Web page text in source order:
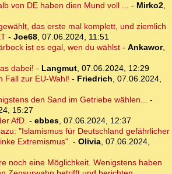
von DE haben dien Mund voll ... - Mirko2,
das erste mal komplett, und ziemlich
- Joe68, 07.06.2024, 11:51
ist es egal, wen du wählst- Ankawor,
dabei! - Langmut, 07.06.2024, 12:29
Fall zur EU-Wahl! - Friedrich, 07.06.2024,
den Sand im Getriebe wählen... -
15:27
AfD. - ebbes, 07.06.2024, 12:37
"Islamismus für Deutschland gefährlicher
Extremismus". - Olivia, 07.06.2024,
noch eine Möglichkeit. Wenigstens haben